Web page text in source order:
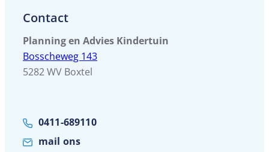
Contact
Planning en Advies Kindertuin
Bosscheweg 143
5282 WV Boxtel
0411-689110
mail ons